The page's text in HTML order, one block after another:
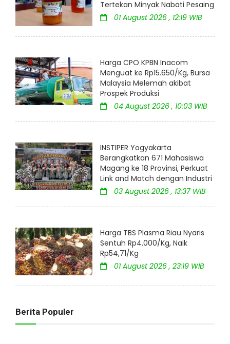
Tertekan Minyak Nabati Pesaing
01 August 2026 , 12:19 WIB
Harga CPO KPBN Inacom
Menguat ke Rp15.650/Kg, Bursa
Malaysia Melemah akibat
Prospek Produksi
04 August 2026 , 10:03 WIB
INSTIPER Yogyakarta
Berangkatkan 671 Mahasiswa
Magang ke 18 Provinsi, Perkuat
Link and Match dengan Industri
03 August 2026 , 13:37 WIB
Harga TBS Plasma Riau Nyaris
Sentuh Rp4.000/Kg, Naik
Rp54,71/Kg
01 August 2026 , 23:19 WIB
Berita Populer